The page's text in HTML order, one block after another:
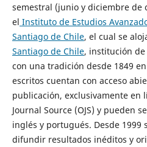
semestral (junio y diciembre de
el Instituto de Estudios
Santiago de Chile, el cual se
Santiago de Chile, institución de
con una tradición desde 1849
escritos cuentan con acceso
publicación, exclusivamente en
Journal Source (OJS) y pueden
inglés y portugués. Desde 1999
difundir resultados inéditos y